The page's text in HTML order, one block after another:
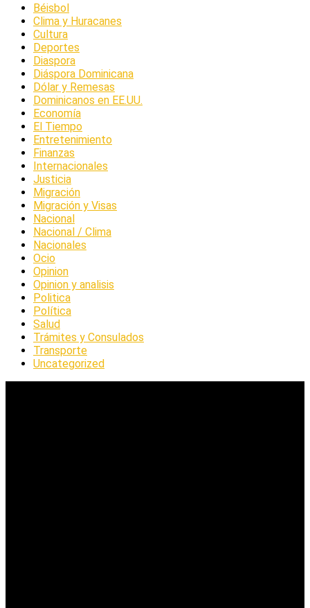
Béisbol
Clima y Huracanes
Cultura
Deportes
Diaspora
Diáspora Dominicana
Dólar y Remesas
Dominicanos en EE.UU.
Economía
El Tiempo
Entretenimiento
Finanzas
Internacionales
Justicia
Migración
Migración y Visas
Nacional
Nacional / Clima
Nacionales
Ocio
Opinion
Opinion y analisis
Politica
Política
Salud
Trámites y Consulados
Transporte
Uncategorized